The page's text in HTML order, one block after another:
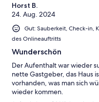
Horst B.
24. Aug. 2024
Gut: Sauberkeit, Check-in,
des Onlineauftritts
Wunderschön
Der Aufenthalt war wieder
nette Gastgeber, das Haus
vorhanden, was man sich
wieder kommen.